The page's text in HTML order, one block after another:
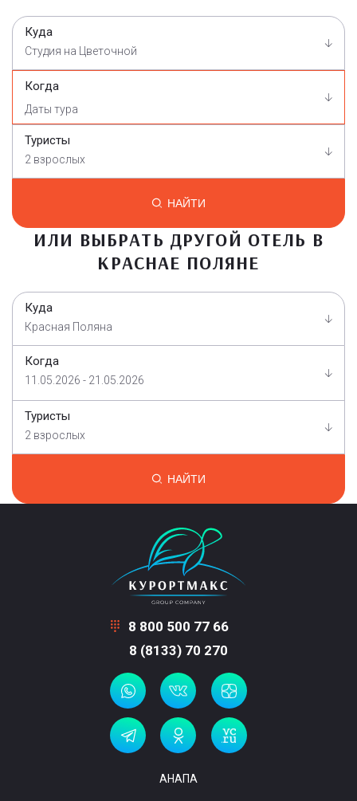
Куда
Студия на Цветочной
Когда
Туристы
2 взрослых
НАЙТИ
ИЛИ ВЫБРАТЬ ДРУГОЙ ОТЕЛЬ В
КРАСНАЕ ПОЛЯНЕ
Куда
Красная Поляна
Когда
11.05.2026 - 21.05.2026
Туристы
2 взрослых
НАЙТИ
8 800 500 77 66
8 (8133) 70 270
АНАПА